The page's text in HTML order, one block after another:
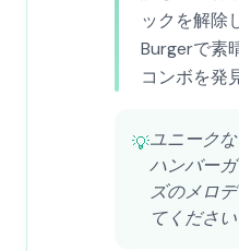
ックを解除
Burgerで素
コンボを発
💡ユニーク
ハンバー
ズのメロ
てください